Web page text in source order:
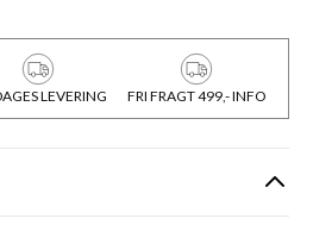
LEVERING FRI FRAGT 499,- INFO